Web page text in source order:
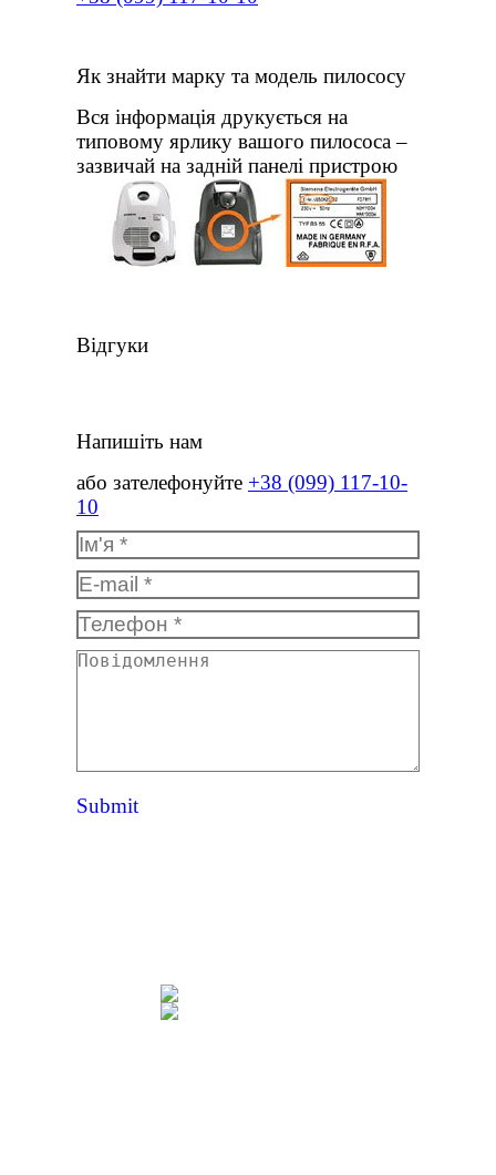
Як знайти марку та модель пилососу
Вся інформація друкується на
типовому ярлику вашого пилососа –
зазвичай на задній панелі пристрою
Відгуки
Напишіть нам
або зателефонуйте +38 (099) 117-10-
10
Ім'я *
E-mail *
Телефон *
Повідомлення
Submit